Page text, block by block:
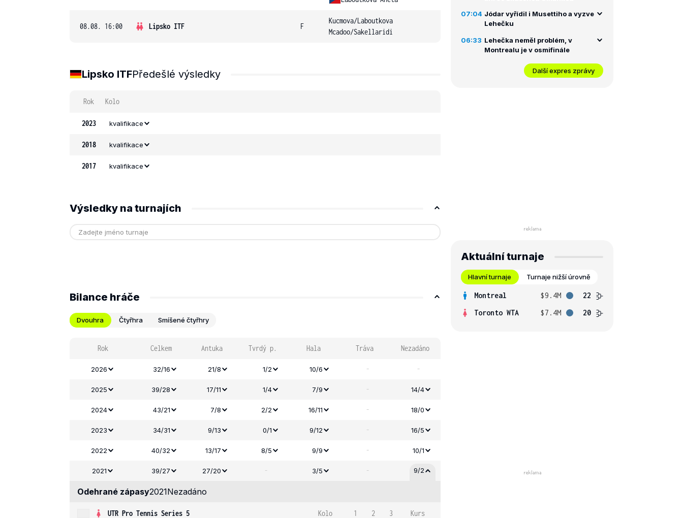
08.08. 16:00 Lipsko ITF F
Kucmova/Laboutkova
Mcadoo/Sakellaridi
Lipsko ITFPředešlé výsledky
Rok Kolo
2023 kvalifikace
2018 kvalifikace
2017 kvalifikace
Výsledky na turnajích
Bilance hráče
Dvouhra Čtyřhra Smíšené čtyřhry
Rok Celkem Antuka Tvrdý p. Hala Tráva Nezadáno
2026 32/16 21/8 1/2 10/6 - -
2025 39/28 17/11 1/4 7/9 - 14/4
2024 43/21 7/8 2/2 16/11 - 18/0
2023 34/31 9/13 0/1 9/12 - 16/5
2022 40/32 13/17 8/5 9/9 - 10/1
2021 39/27 27/20 - 3/5 - 9/2
Odehrané zápasy2021Nezadáno
UTR Pro Tennis Series 5 Kolo 1 2 3 Kurs
07:04 Jódar vyřídil i Musettiho a vyzve
Lehečku
06:33 Lehečka neměl problém, v
Montrealu je v osmifinále
Další expres zprávy
Aktuální turnaje
Hlavní turnaje Turnaje nižší úrovně
Montreal $9.4M
22
Toronto WTA
$7.4M 20